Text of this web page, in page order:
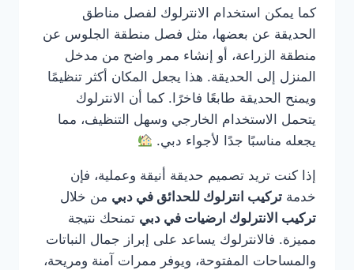
كما يمكن استخدام الانترلوك لفصل مناطق
الحديقة عن بعضها، مثل فصل منطقة الجلوس عن
منطقة الزراعة، أو إنشاء ممر واضح من مدخل
المنزل إلى الحديقة. هذا يجعل المكان أكثر تنظيمًا
ويمنح الحديقة طابعًا فاخرًا. كما أن الانترلوك
يتحمل الاستخدام الخارجي وسهل التنظيف، مما
يجعله مناسبًا جدًا لأجواء دبي.
إذا كنت تريد تصميم حديقة أنيقة وعملية، فإن
خدمة تركيب انترلوك للحدائق في دبي من خلال
تركيب الانترلوك ارضيات في دبي تمنحك نتيجة
مميزة. فالانترلوك يساعد على إبراز جمال النباتات
والمساحات المفتوحة، ويوفر ممرات آمنة ومريحة،